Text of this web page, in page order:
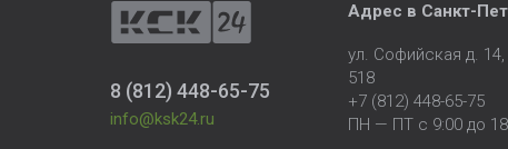
8 (812) 448-65-75
info@ksk24.ru
Адрес в Санкт-
ул. Софийская д.
518
+7 (812) 448-65-75
ПН — ПТ с 9:00 до